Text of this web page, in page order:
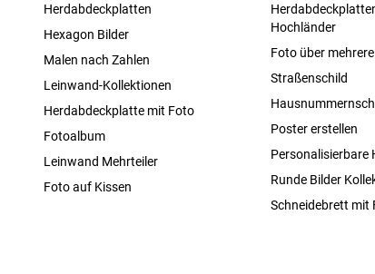
Herdabdeckplatten
Hexagon Bilder
Malen nach Zahlen
Leinwand-Kollektionen
Herdabdeckplatte mit Foto
Fotoalbum
Leinwand Mehrteiler
Foto auf Kissen
Hochländer
Foto über
Straßenschild
Poster erstellen
Personalisierbare
Runde Bilder
Schneidebrett mit